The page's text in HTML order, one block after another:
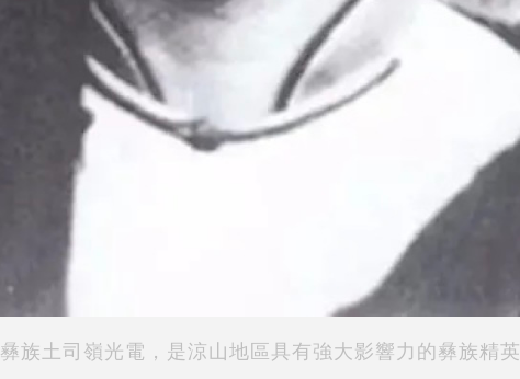
彝族土司嶺光電，是涼山地區具有強大影響力的彝族精英